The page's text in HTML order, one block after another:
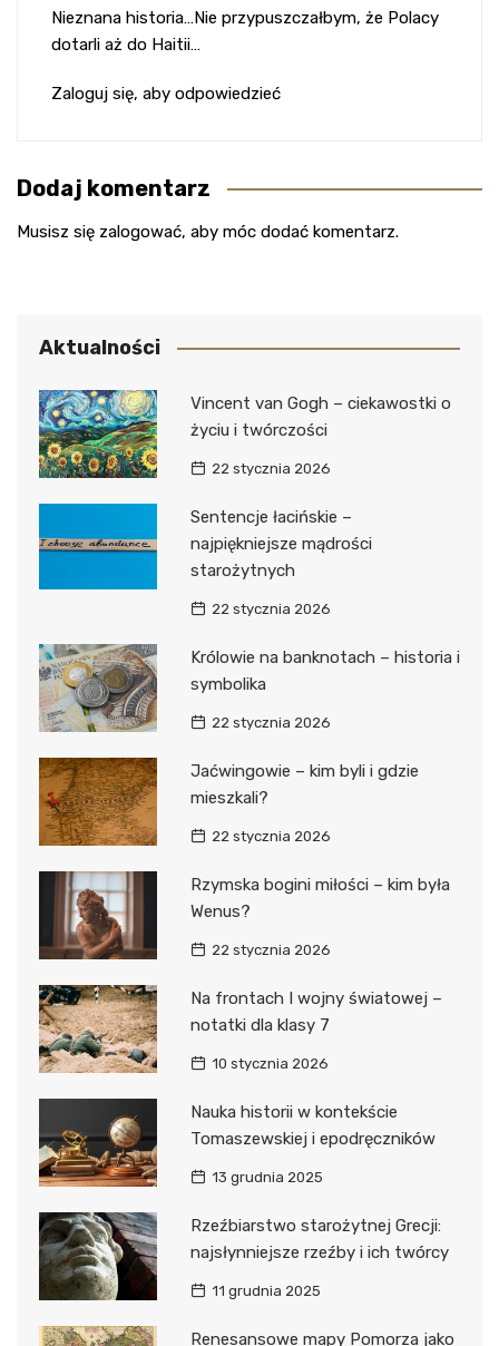
Nieznana historia…Nie przypuszczałbym, że Polacy
dotarli aż do Haitii…
Zaloguj się, aby odpowiedzieć
Dodaj komentarz
Musisz się zalogować, aby móc dodać komentarz.
Aktualności
Vincent van Gogh – ciekawostki o
życiu i twórczości
22 stycznia 2026
Sentencje łacińskie –
najpiękniejsze mądrości
starożytnych
22 stycznia 2026
Królowie na banknotach – historia i
symbolika
22 stycznia 2026
Jaćwingowie – kim byli i gdzie
mieszkali?
22 stycznia 2026
Rzymska bogini miłości – kim była
Wenus?
22 stycznia 2026
Na frontach I wojny światowej –
notatki dla klasy 7
10 stycznia 2026
Nauka historii w kontekście
Tomaszewskiej i epodręczników
13 grudnia 2025
Rzeźbiarstwo starożytnej Grecji:
najsłynniejsze rzeźby i ich twórcy
11 grudnia 2025
Renesansowe mapy Pomorza jako